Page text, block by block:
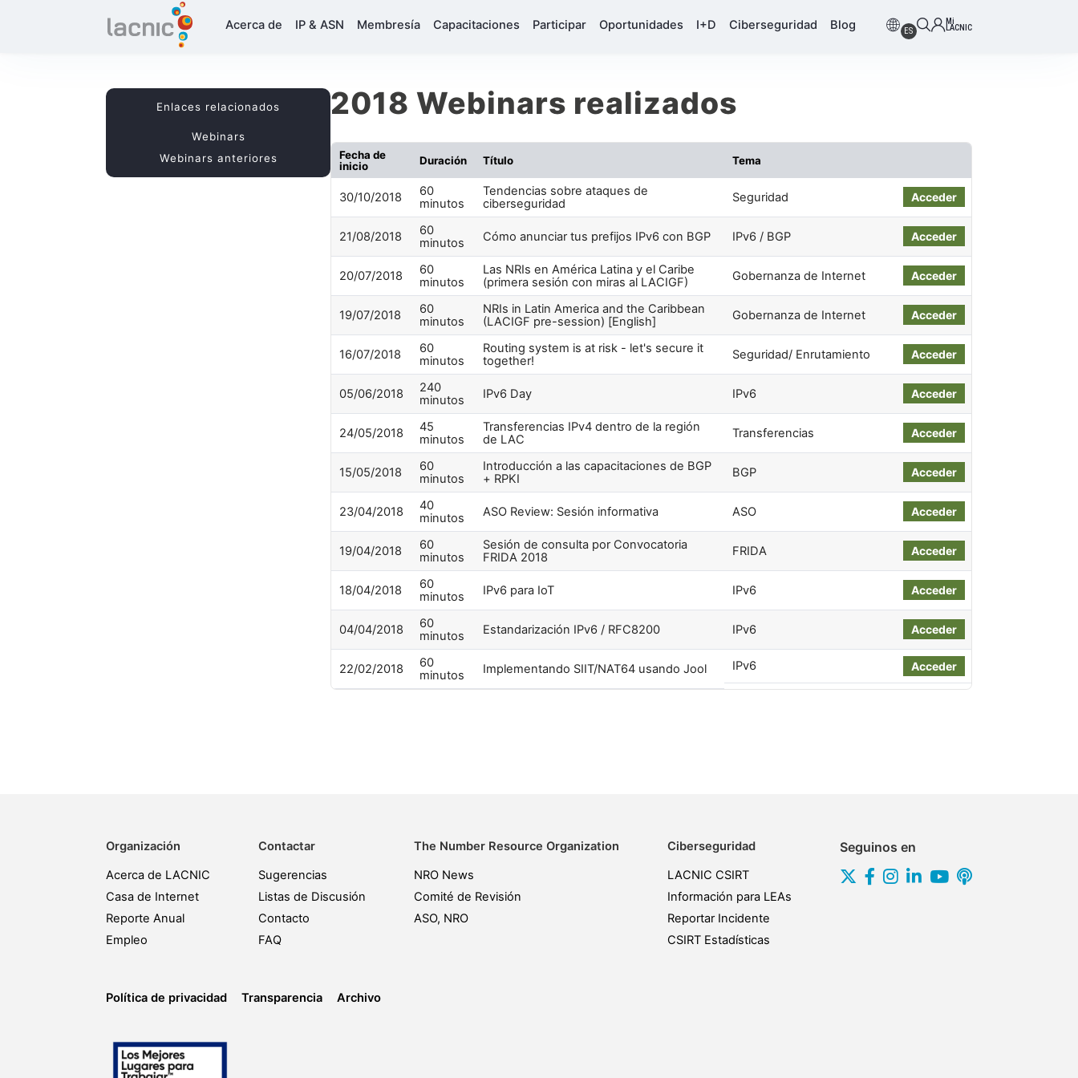
Acerca de IP & ASN Membresía Capacitaciones Participar Oportunidades I+D Ciberseguridad Blog ES
Mi
LACNIC
2018 Webinars realizados
Fecha de
inicio
Duración Título Tema
30/10/2018
60
minutos
Tendencias sobre ataques de
ciberseguridad
Seguridad Acceder
21/08/2018
60
minutos
Cómo anunciar tus prefijos IPv6 con BGP IPv6 / BGP Acceder
20/07/2018
60
minutos
Las NRIs en América Latina y el Caribe
(primera sesión con miras al LACIGF)
Gobernanza de Internet Acceder
19/07/2018
60
minutos
NRIs in Latin America and the Caribbean
(LACIGF pre-session) [English]
Gobernanza de Internet Acceder
16/07/2018
60
minutos
Routing system is at risk - let's secure it
together!
Seguridad/ Enrutamiento Acceder
05/06/2018
240
minutos
IPv6 Day IPv6 Acceder
24/05/2018
45
minutos
Transferencias IPv4 dentro de la región
de LAC
Transferencias Acceder
15/05/2018
60
minutos
Introducción a las capacitaciones de BGP
+ RPKI
BGP Acceder
23/04/2018
40
minutos
ASO Review: Sesión informativa ASO Acceder
19/04/2018
60
minutos
Sesión de consulta por Convocatoria
FRIDA 2018
FRIDA Acceder
18/04/2018
60
minutos
IPv6 para IoT IPv6 Acceder
04/04/2018
60
minutos
Estandarización IPv6 / RFC8200 IPv6 Acceder
22/02/2018
60
minutos
Implementando SIIT/NAT64 usando Jool IPv6 Acceder
Enlaces relacionados
Webinars
Webinars anteriores
Organización
Acerca de LACNIC
Casa de Internet
Reporte Anual
Empleo
Contactar
Sugerencias
Listas de Discusión
Contacto
FAQ
The Number Resource Organization
NRO News
Comité de Revisión
ASO, NRO
Ciberseguridad
LACNIC CSIRT
Información para LEAs
Reportar Incidente
CSIRT Estadísticas
Política de privacidad Transparencia Archivo
Seguinos en